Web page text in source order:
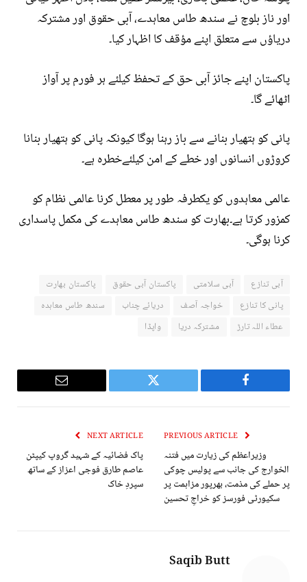
اور ناز بلوچ نے سندھ طاس معاہدے، آبی حقوق اور مشترکہ
دریاؤں سے متعلق اپنے مؤقف کا اظہار کیا۔
پاکستان اپنے جائز آبی حق کے تحفظ کیلئے ہر فورم پر آواز
اٹھائے گا۔
پانی کو ہتھیار بنانے سے باز رہنا ہوگا کیونکہ پانی کو ہتھیار بنانا
کروڑوں انسانوں اور خطے کے امن کیلئےخطرہ ہے۔
عالمی معاہدوں کو یکطرفہ طور پر معطل کرنا عالمی نظام کو
کمزور کرتا ہے۔بھارت کو سندھ طاس معاہدے کی مکمل پاسداری
کرنا ہوگی۔
آبی تنازع آبی سلامتی پاکستان آبی حقوق
پاکستان بھارت
پانی کا تنازع
خواجہ آصف دریائے چناب
سندھ طاس معاہدہ
عطاء اللہ تارڑ
مشترکہ دریا واپڈا
Facebook
Twitter
Email
وزیراعظم کی زیارت میں فتنہ
الخوارج کی جانب سے پولیس چوکی
پر حملے کی مذمت، بھرپور مزاہمت پر
سکیورٹی فورسز کو خراجِ تحسین
NEXT ARTICLE
پاک فضائیہ کے شہید گروپ کیپٹن
عاصم طارق فوجی اعزاز کے ساتھ
سپردِ خاک
Saqib Butt